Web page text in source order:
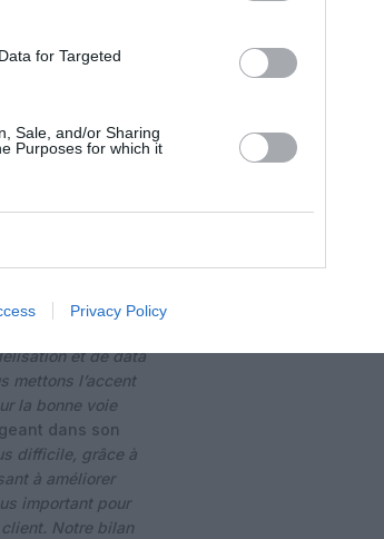
for Targeted
Sale, and/or Sharing
Purposes for which it
Privacy Policy
en
avec
de nos équipage
la réalisation de
et de data
mettons l’accent
la bonne voie
dans son
difficile, grâce à
à améliorer
important pour
Notre bilan